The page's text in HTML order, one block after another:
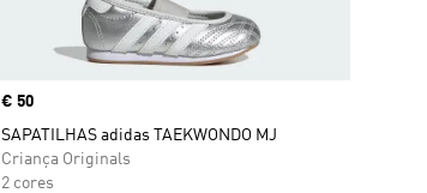
Price
€ 50
SAPATILHAS adidas TAEKWONDO MJ
Criança Originals
2 cores